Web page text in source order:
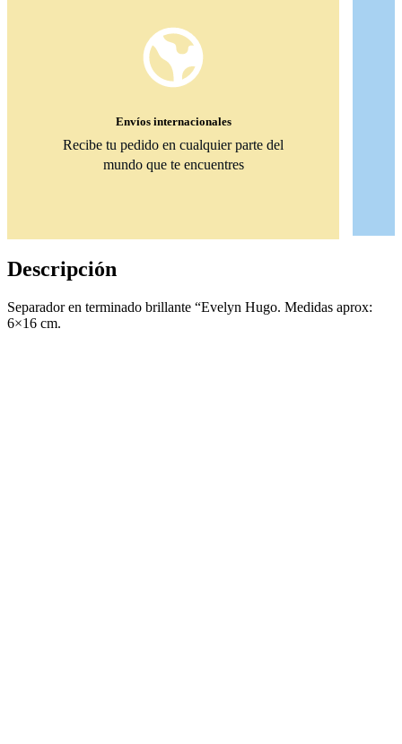
Envíos internacionales
Recibe tu pedido en cualquier parte del
mundo que te encuentres
Descripción
Separador en terminado brillante “Evelyn Hugo. Medidas aprox:
6×16 cm.